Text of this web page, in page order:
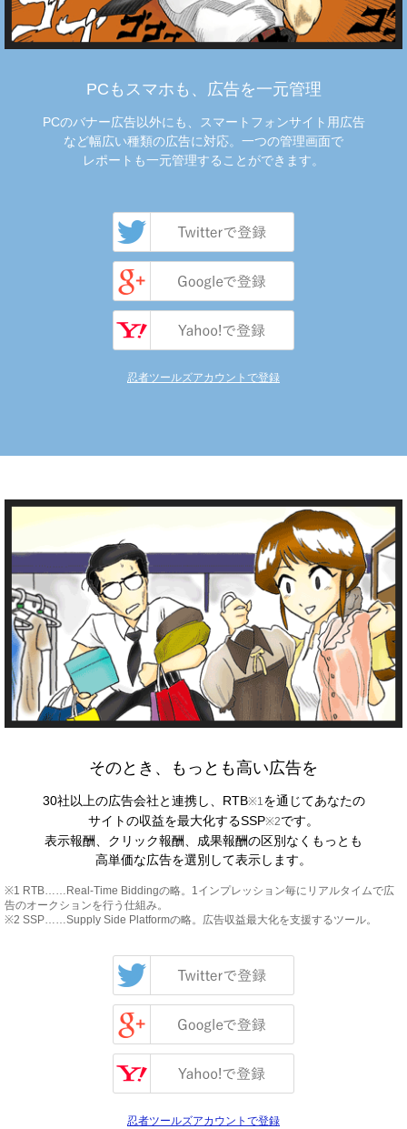
PCもスマホも、広告を一元管理
PCのバナー広告以外にも、スマートフォンサイト用広告
など幅広い種類の広告に対応。一つの管理画面で
レポートも一元管理することができます。
忍者ツールズアカウントで登録
そのとき、もっとも高い広告を
30社以上の広告会社と連携し、RTB※1 を通じてあなたの
サイトの収益を最大化するSSP※2です。
表示報酬、クリック報酬、成果報酬の区別なくもっとも
高単価な広告を選別して表示します。
※1 RTB……Real-Time Biddingの略。1インプレッション毎にリアルタイムで広
告のオークションを行う仕組み。
※2 SSP……Supply Side Platformの略。広告収益最大化を支援するツール。
忍者ツールズアカウントで登録